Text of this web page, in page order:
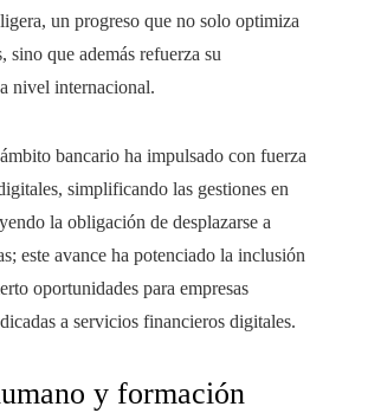
un progreso que no solo optimiza
sino que además refuerza su
nivel internacional.
bancario ha impulsado con fuerza
simplificando las gestiones en
la obligación de desplazarse a
este avance ha potenciado la inclusión
oportunidades para empresas
a servicios financieros digitales.
y formación